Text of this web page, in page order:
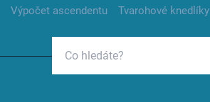
Výpočet ascendentu
Tvarohové knedlíky